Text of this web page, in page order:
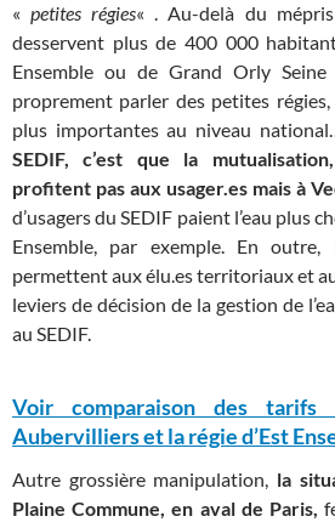
«petites régies« . Au-delà du
desservent plus de 400 000
Ensemble ou de Grand Orly
proprement parler des petites
plus importantes au niveau
SEDIF, c’est que la
profitent pas aux usager.es mais à
d’usagers du SEDIF paient l’eau plus
Ensemble, par exemple. En
permettent aux élu.es territoriaux et
leviers de décision de la gestion de
au SEDIF.
Voir comparaison des
Aubervilliers et la régie d’Est
Autre grossière manipulation, la
Plaine Commune, en aval de Paris,